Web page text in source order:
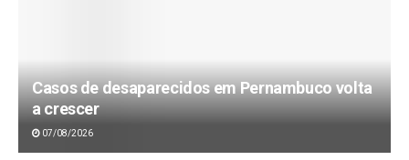
Casos de desaparecidos em Pernambuco volta
a crescer
07/08/2026